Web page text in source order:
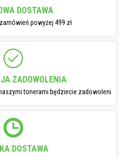
DOSTAWA
powyżej 499 zł
ZADOWOLENIA
tonerami będziecie zadowoleni
DOSTAWA